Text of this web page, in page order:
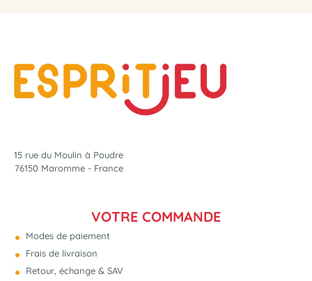
15 rue du Moulin à Poudre
76150 Maromme - France
VOTRE COMMANDE
Modes de paiement
Frais de livraison
Retour, échange & SAV